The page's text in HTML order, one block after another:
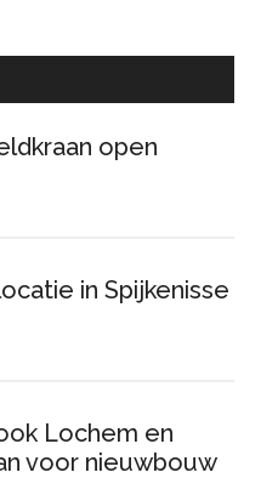
open
in Spijkenisse
Lochem en
voor nieuwbouw